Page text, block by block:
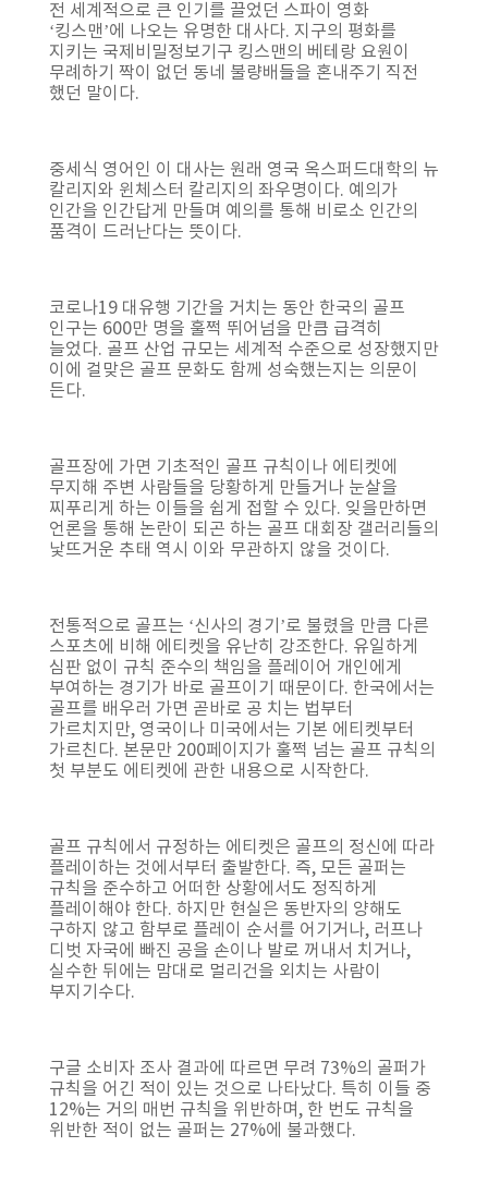
전 세계적으로 큰 인기를 끌었던 스파이 영화
‘킹스맨’에 나오는 유명한 대사다. 지구의 평화를
지키는 국제비밀정보기구 킹스맨의 베테랑 요원이
무례하기 짝이 없던 동네 불량배들을 혼내주기 직전
했던 말이다.
중세식 영어인 이 대사는 원래 영국 옥스퍼드대학의 뉴
칼리지와 윈체스터 칼리지의 좌우명이다. 예의가
인간을 인간답게 만들며 예의를 통해 비로소 인간의
품격이 드러난다는 뜻이다.
코로나19 대유행 기간을 거치는 동안 한국의 골프
인구는 600만 명을 훌쩍 뛰어넘을 만큼 급격히
늘었다. 골프 산업 규모는 세계적 수준으로 성장했지만
이에 걸맞은 골프 문화도 함께 성숙했는지는 의문이
든다.
골프장에 가면 기초적인 골프 규칙이나 에티켓에
무지해 주변 사람들을 당황하게 만들거나 눈살을
찌푸리게 하는 이들을 쉽게 접할 수 있다. 잊을만하면
언론을 통해 논란이 되곤 하는 골프 대회장 갤러리들의
낯뜨거운 추태 역시 이와 무관하지 않을 것이다.
전통적으로 골프는 ‘신사의 경기’로 불렸을 만큼 다른
스포츠에 비해 에티켓을 유난히 강조한다. 유일하게
심판 없이 규칙 준수의 책임을 플레이어 개인에게
부여하는 경기가 바로 골프이기 때문이다. 한국에서는
골프를 배우러 가면 곧바로 공 치는 법부터
가르치지만, 영국이나 미국에서는 기본 에티켓부터
가르친다. 본문만 200페이지가 훌쩍 넘는 골프 규칙의
첫 부분도 에티켓에 관한 내용으로 시작한다.
골프 규칙에서 규정하는 에티켓은 골프의 정신에 따라
플레이하는 것에서부터 출발한다. 즉, 모든 골퍼는
규칙을 준수하고 어떠한 상황에서도 정직하게
플레이해야 한다. 하지만 현실은 동반자의 양해도
구하지 않고 함부로 플레이 순서를 어기거나, 러프나
디벗 자국에 빠진 공을 손이나 발로 꺼내서 치거나,
실수한 뒤에는 맘대로 멀리건을 외치는 사람이
부지기수다.
구글 소비자 조사 결과에 따르면 무려 73%의 골퍼가
규칙을 어긴 적이 있는 것으로 나타났다. 특히 이들 중
12%는 거의 매번 규칙을 위반하며, 한 번도 규칙을
위반한 적이 없는 골퍼는 27%에 불과했다.